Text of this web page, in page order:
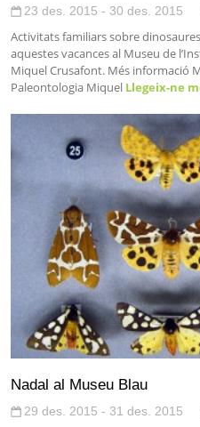
23 des. 2015 - 30 des. 2015
Activitats familiars sobre
aquestes vacances al Museu de
Miquel Crusafont. Més informació
Paleontologia Miquel Llegeix-ne
Nadal al Museu Blau
29 des. 2015 - 31 des. 2015